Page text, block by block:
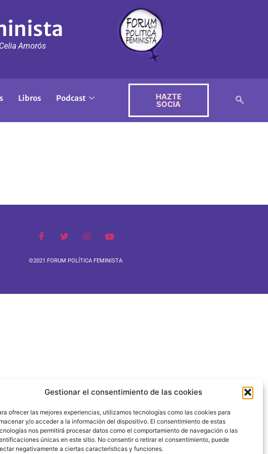
Gestionar el consentimiento de las cookies
ofrecer las mejores experiencias, utilizamos tecnologías como las cookies para
y/o acceder a la información del dispositivo. El consentimiento de estas
nos permitirá procesar datos como el comportamiento de navegación o las
únicas en este sitio. No consentir o retirar el consentimiento, puede
negativamente a ciertas características y funciones.
Amorós
Libros
Podcast
HAZTE
SOCIA
©2021 FORUM POLÍTICA FEMINISTA